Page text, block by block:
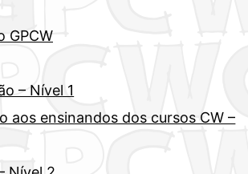
GPCW
– Nível 1
aos ensinandos dos cursos CW –